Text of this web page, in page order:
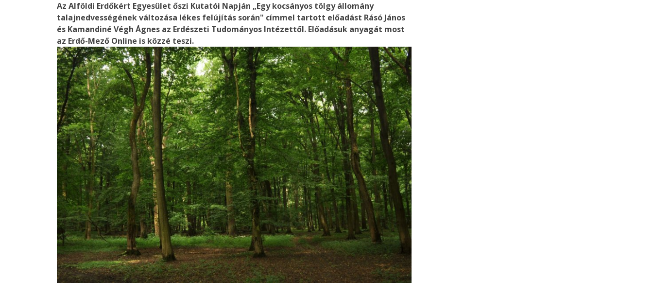
Az Alföldi Erdőkért Egyesület őszi Kutatói Napján „Egy kocsányos tölgy állomány
talajnedvességének változása lékes felújítás során" címmel tartott előadást Rásó János
és Kamandiné Végh Ágnes az Erdészeti Tudományos Intézettől. Előadásuk anyagát most
az Erdő-Mező Online is közzé teszi.